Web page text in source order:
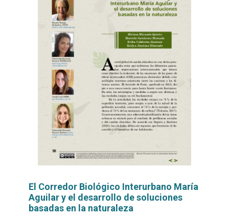
El Corredor Biológico Interurbano María
Aguilar y el desarrollo de soluciones
basadas en la naturaleza